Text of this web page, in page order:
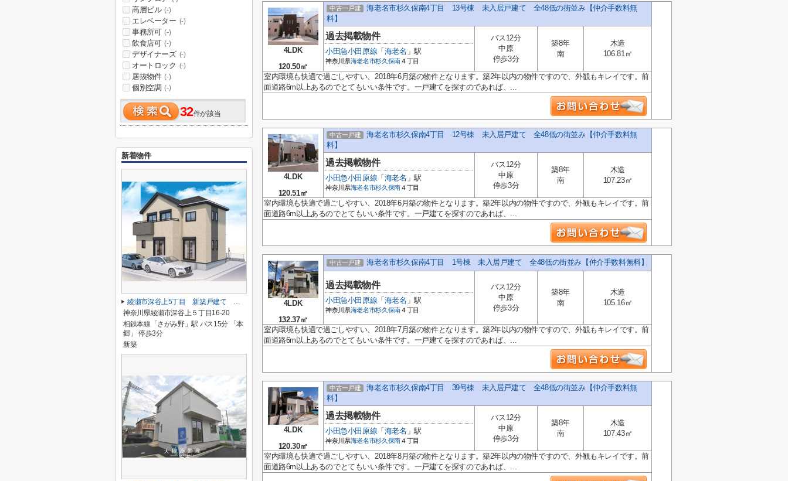
4LDK
120.50㎡
中古一戸建
海老名市杉久保南4丁目 13号棟 未入居戸建て 全48低の街並み【仲介手数料無
料】
過去掲載物件
小田急小田原線 「 海老名 」駅
神奈川県海老名市杉久保南４丁目
バス12分
中原
停歩3分
築8年
南
木造
106.81㎡
室内環境も快適で過ごしやすい、2018年6月築の物件となります。築2年以内の物件ですので、外観もキレイです。前
面道路6m以上あるのでとてもいい条件です。一戸建てを探すのであれば、...
4LDK
120.51㎡
中古一戸建
海老名市杉久保南4丁目 12号棟 未入居戸建て 全48低の街並み【仲介手数料無
料】
過去掲載物件
小田急小田原線 「 海老名 」駅
神奈川県海老名市杉久保南４丁目
バス12分
中原
停歩3分
築8年
南
木造
107.23㎡
室内環境も快適で過ごしやすい、2018年6月築の物件となります。築2年以内の物件ですので、外観もキレイです。前
面道路6m以上あるのでとてもいい条件です。一戸建てを探すのであれば、...
4LDK
132.37㎡
中古一戸建 海老名市杉久保南4丁目 1号棟 未入居戸建て 全48低の街並み【仲介手数料無料】
過去掲載物件
小田急小田原線 「 海老名 」駅
神奈川県海老名市杉久保南４丁目
バス12分
中原
停歩3分
築8年
南
木造
105.16㎡
室内環境も快適で過ごしやすい、2018年7月築の物件となります。築2年以内の物件ですので、外観もキレイです。前
面道路6m以上あるのでとてもいい条件です。一戸建てを探すのであれば、...
4LDK
120.30㎡
中古一戸建
海老名市杉久保南4丁目 39号棟 未入居戸建て 全48低の街並み【仲介手数料無
料】
過去掲載物件
小田急小田原線 「 海老名 」駅
神奈川県海老名市杉久保南４丁目
バス12分
中原
停歩3分
築8年
南
木造
107.43㎡
室内環境も快適で過ごしやすい、2018年8月築の物件となります。築2年以内の物件ですので、外観もキレイです。前
面道路6m以上あるのでとてもいい条件です。一戸建てを探すのであれば、...
高層ビル (-)
エレベーター (-)
事務所可 (-)
飲食店可 (-)
デザイナーズ (-)
オートロック (-)
居抜物件 (-)
個別空調 (-)
32件が該当
新着物件
綾瀬市深谷上5丁目 新築戸建て 全１棟【仲介手数料無料】
神奈川県綾瀬市深谷上５丁目16-20
相鉄本線「さがみ野」駅 バス15分 「本
郷」 停歩3分
新築